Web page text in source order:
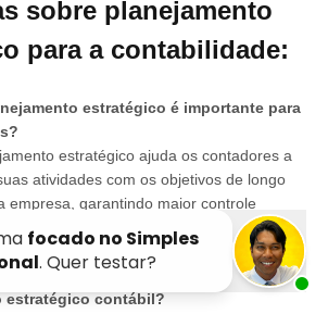
sobre planejamento
para a contabilidade:
estratégico é importante para
estratégico ajuda os contadores a
atividades com os objetivos de longo
empresa, garantindo maior controle
redução de riscos fiscais e uma melhor
às mudanças econômicas e regulatórias.
componentes do
estratégico contábil?